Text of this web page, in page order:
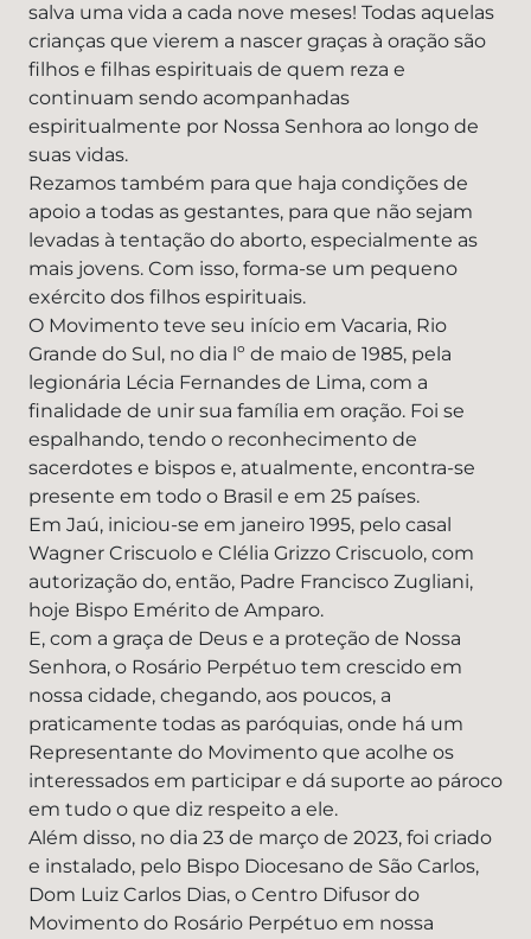
salva uma vida a cada nove meses! Todas aquelas
crianças que vierem a nascer graças à oração são
filhos e filhas espirituais de quem reza e
continuam sendo acompanhadas
espiritualmente por Nossa Senhora ao longo de
suas vidas.
Rezamos também para que haja condições de
apoio a todas as gestantes, para que não sejam
levadas à tentação do aborto, especialmente as
mais jovens. Com isso, forma-se um pequeno
exército dos filhos espirituais.
O Movimento teve seu início em Vacaria, Rio
Grande do Sul, no dia lº de maio de 1985, pela
legionária Lécia Fernandes de Lima, com a
finalidade de unir sua família em oração. Foi se
espalhando, tendo o reconhecimento de
sacerdotes e bispos e, atualmente, encontra-se
presente em todo o Brasil e em 25 países.
Em Jaú, iniciou-se em janeiro 1995, pelo casal
Wagner Criscuolo e Clélia Grizzo Criscuolo, com
autorização do, então, Padre Francisco Zugliani,
hoje Bispo Emérito de Amparo.
E, com a graça de Deus e a proteção de Nossa
Senhora, o Rosário Perpétuo tem crescido em
nossa cidade, chegando, aos poucos, a
praticamente todas as paróquias, onde há um
Representante do Movimento que acolhe os
interessados em participar e dá suporte ao pároco
em tudo o que diz respeito a ele.
Além disso, no dia 23 de março de 2023, foi criado
e instalado, pelo Bispo Diocesano de São Carlos,
Dom Luiz Carlos Dias, o Centro Difusor do
Movimento do Rosário Perpétuo em nossa